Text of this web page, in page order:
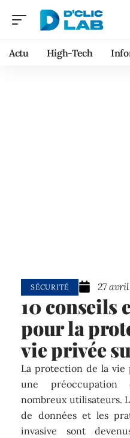
Actu High-Tech
SÉCURITÉ 27
10 conseils
pour la
vie privée
La protection de la
une préoccupation
nombreux utilisateurs.
de données et les
invasive sont